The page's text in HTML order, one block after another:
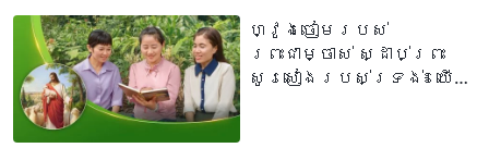
ហ្វូងចៀមរបស់
ព្រះជាម្ចាស់ ស្ដាប់ព្រះ
សូរសៀងរបស់ទ្រង់៖ យើង